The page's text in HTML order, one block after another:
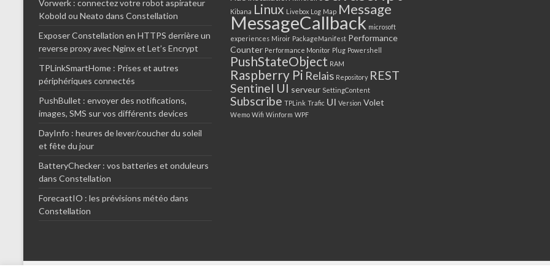
Vorwerk : connectez votre robot aspirateur
Kobold ou Neato dans Constellation
Exposer Constellation en HTTPS derrière un
reverse proxy avec Nginx et Let’s Encrypt
TPLinkSmartHome : Prises et autres
périphériques connectés
PushBullet : envoyer des notifications,
images, SMS sur vos différents devices
DayInfo : heures de lever/coucher du soleil
et fête du jour
BatteryChecker : vos batteries et onduleurs
dans Constellation
ForecastIO : les prévisions météo dans
Constellation
Kibana Linux Livebox Log Map Message
MessageCallback microsoft
experiences Miroir PackageManifest Performance
Counter Performance Monitor Plug Powershell
PushStateObject RAM
Raspberry Pi Relais Repository REST
Sentinel UI serveur SettingContent
Subscribe TPLink Trafic UI Version Volet
Wemo Wifi Winform WPF